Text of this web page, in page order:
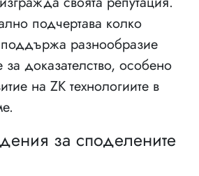
подчертава колко
разнообразие
за доказателство, особено
на ZK технологиите в
за споделените